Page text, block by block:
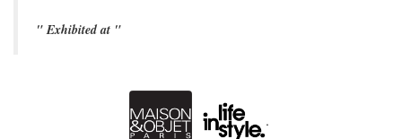
" Exhibited at "
.